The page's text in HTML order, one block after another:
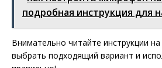
подробная инструкция для
Внимательно читайте инструкции
выбрать подходящий вариант и